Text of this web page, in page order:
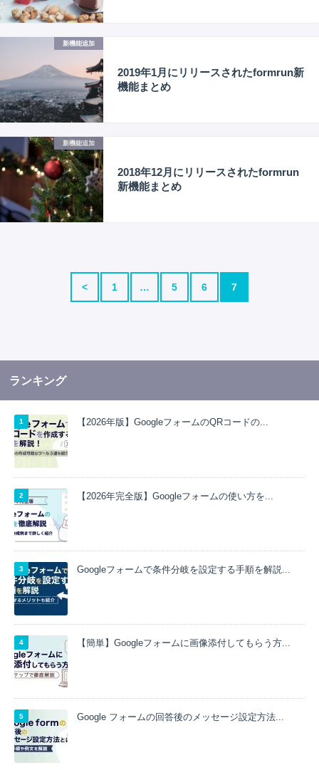
新機能追加
2019年1月にリリースされたformrun新
機能まとめ
新機能追加
2018年12月にリリースされたformrun
新機能まとめ
< 1 … 5 6 7
ランキング
【2026年版】GoogleフォームのQRコードの...
【2026年完全版】Googleフォームの使い方を...
Googleフォームで条件分岐を設定する手順を解説...
【簡単】Googleフォームに画像添付してもらう方...
Google フォームの回答後のメッセージ設定方法...